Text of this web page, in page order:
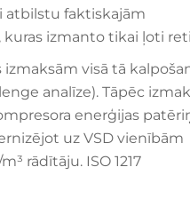
atbilstu faktiskajām
kuras izmanto tikai ļoti
visā tā
analīze). Tāpēc
enerģijas
uz VSD vienībām
rādītāju. ISO 1217